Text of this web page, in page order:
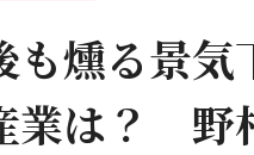
も燻る景
業は？ 野